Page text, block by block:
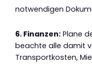
notwendigen
6. Finanzen: Plane
beachte alle damit
Transportkosten,